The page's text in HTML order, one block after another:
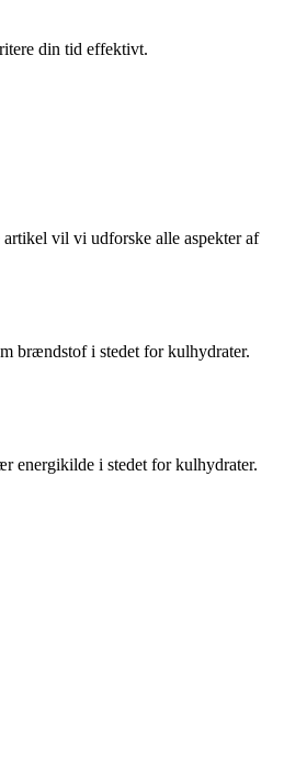
din tid effektivt.
vil vi udforske alle aspekter af
brændstof i stedet for kulhydrater.
energikilde i stedet for kulhydrater.